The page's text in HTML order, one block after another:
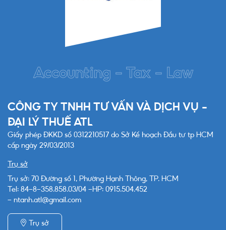
Accounting - Tax - Law
CÔNG TY TNHH TƯ VẤN VÀ DỊCH VỤ -
ĐẠI LÝ THUẾ ATL
Giấy phép ĐKKD số 0312210517 do Sở Kế hoạch Đầu tư tp HCM
cấp ngày 29/03/2013
Trụ sở
Trụ sở: 70 Đường số 1, Phường Hạnh Thông, TP. HCM
Tel: 84-8-358.858.03/04 -HP: 0915.504.452
- ntanh.atl@gmail.com
Trụ sở